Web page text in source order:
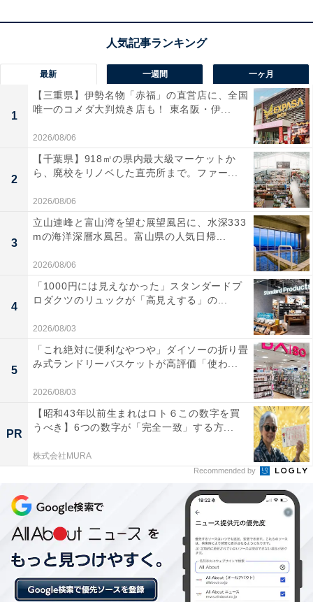
コムテック ドライブレコーダー HDR003 200万画素 Full
HD GPS搭載 microSDカードメンテナンスフリー対応
16GBmicroSDカード付属 駐車監視機能 日本製 3年保証
Amazonで見る
「フォーマット不要がとにかく楽」。
「HDR003」に届いた口コミは？
実際に「HDR003」を使用するユーザーからは、どのよ
うな声が届いているのでしょうか。インターネット上で
画質がとてもクリアで、夜間の走行時でも先行車の
ナンバープレートまでしっかりと読み取ることがで
きます。HDR機能のおかげで、白飛びや黒つぶれが
本体が非常にコンパクトなので、フロントガラスに
最新 一週間 一ヶ月
1
【三重県】伊勢名物「赤福」の直営店に、全国
唯一のコメダ大判焼き店も！ 東名阪・伊...
2026/08/06
2
【千葉県】918㎡の県内最大級マーケットか
ら、廃校をリノベした直売所まで。ファー...
2026/08/06
3
立山連峰と富山湾を望む展望風呂に、水深333
mの海洋深層水風呂。富山県の人気日帰...
2026/08/06
4
「1000円には見えなかった」スタンダードプ
ロダクツのリュックが「高見えする」の...
2026/08/03
5
「これ絶対に便利なやつや」ダイソーの折り畳
み式ランドリーバスケットが高評価「使わ...
2026/08/03
PR
【昭和43年以前生まれはロト６この数字を買
うべき】6つの数字が「完全一致」する方...
株式会社MURA
Recommended by